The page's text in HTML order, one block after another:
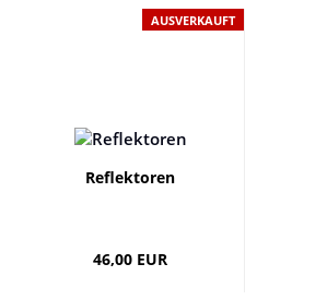
AUSVERKAUFT
Reflektoren
46,00 EUR